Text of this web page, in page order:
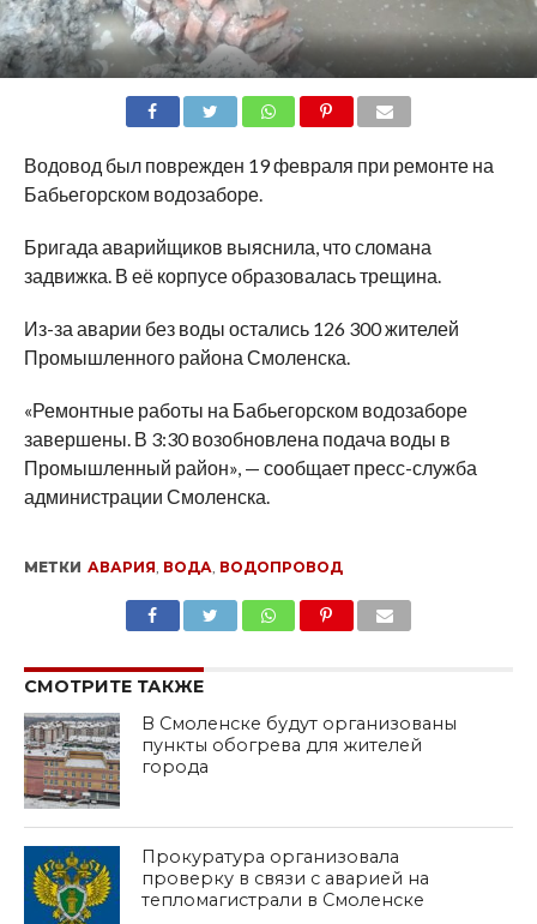
Водовод был поврежден 19 февраля при ремонте на
Бабьегорском водозаборе.
Бригада аварийщиков выяснила, что сломана
задвижка. В её корпусе образовалась трещина.
Из-за аварии без воды остались 126 300 жителей
Промышленного района Смоленска.
«Ремонтные работы на Бабьегорском водозаборе
завершены. В 3:30 возобновлена подача воды в
Промышленный район», — сообщает пресс-служба
администрации Смоленска.
МЕТКИ АВАРИЯ, ВОДА, ВОДОПРОВОД
СМОТРИТЕ ТАКЖЕ
В Смоленске будут организованы
пункты обогрева для жителей
города
Прокуратура организовала
проверку в связи с аварией на
тепломагистрали в Смоленске